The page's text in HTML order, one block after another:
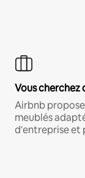
Vous cherchez
Airbnb
meublés
d'entreprise et